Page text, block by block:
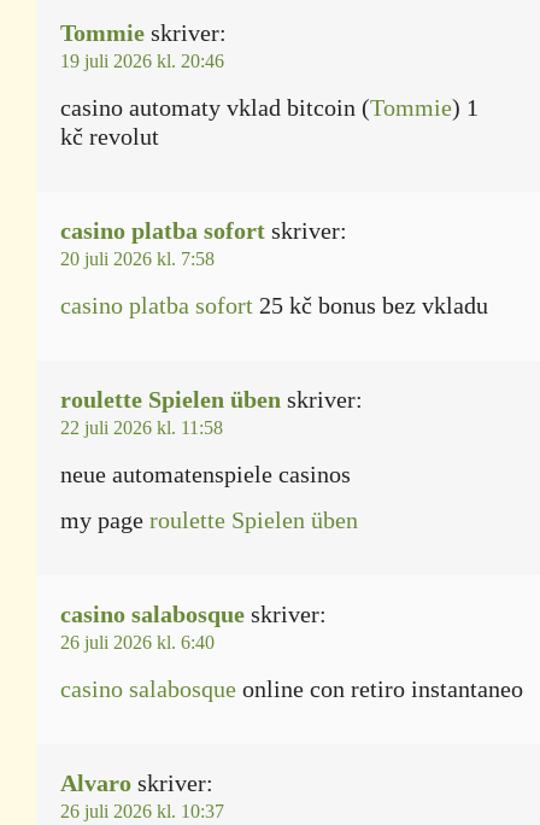
Tommie skriver:
19 juli 2026 kl. 20:46
casino automaty vklad bitcoin (Tommie) 1
kč revolut
casino platba sofort skriver:
20 juli 2026 kl. 7:58
casino platba sofort 25 kč bonus bez vkladu
roulette Spielen üben skriver:
22 juli 2026 kl. 11:58
neue automatenspiele casinos
my page roulette Spielen üben
casino salabosque skriver:
26 juli 2026 kl. 6:40
casino salabosque online con retiro instantaneo
Alvaro skriver:
26 juli 2026 kl. 10:37